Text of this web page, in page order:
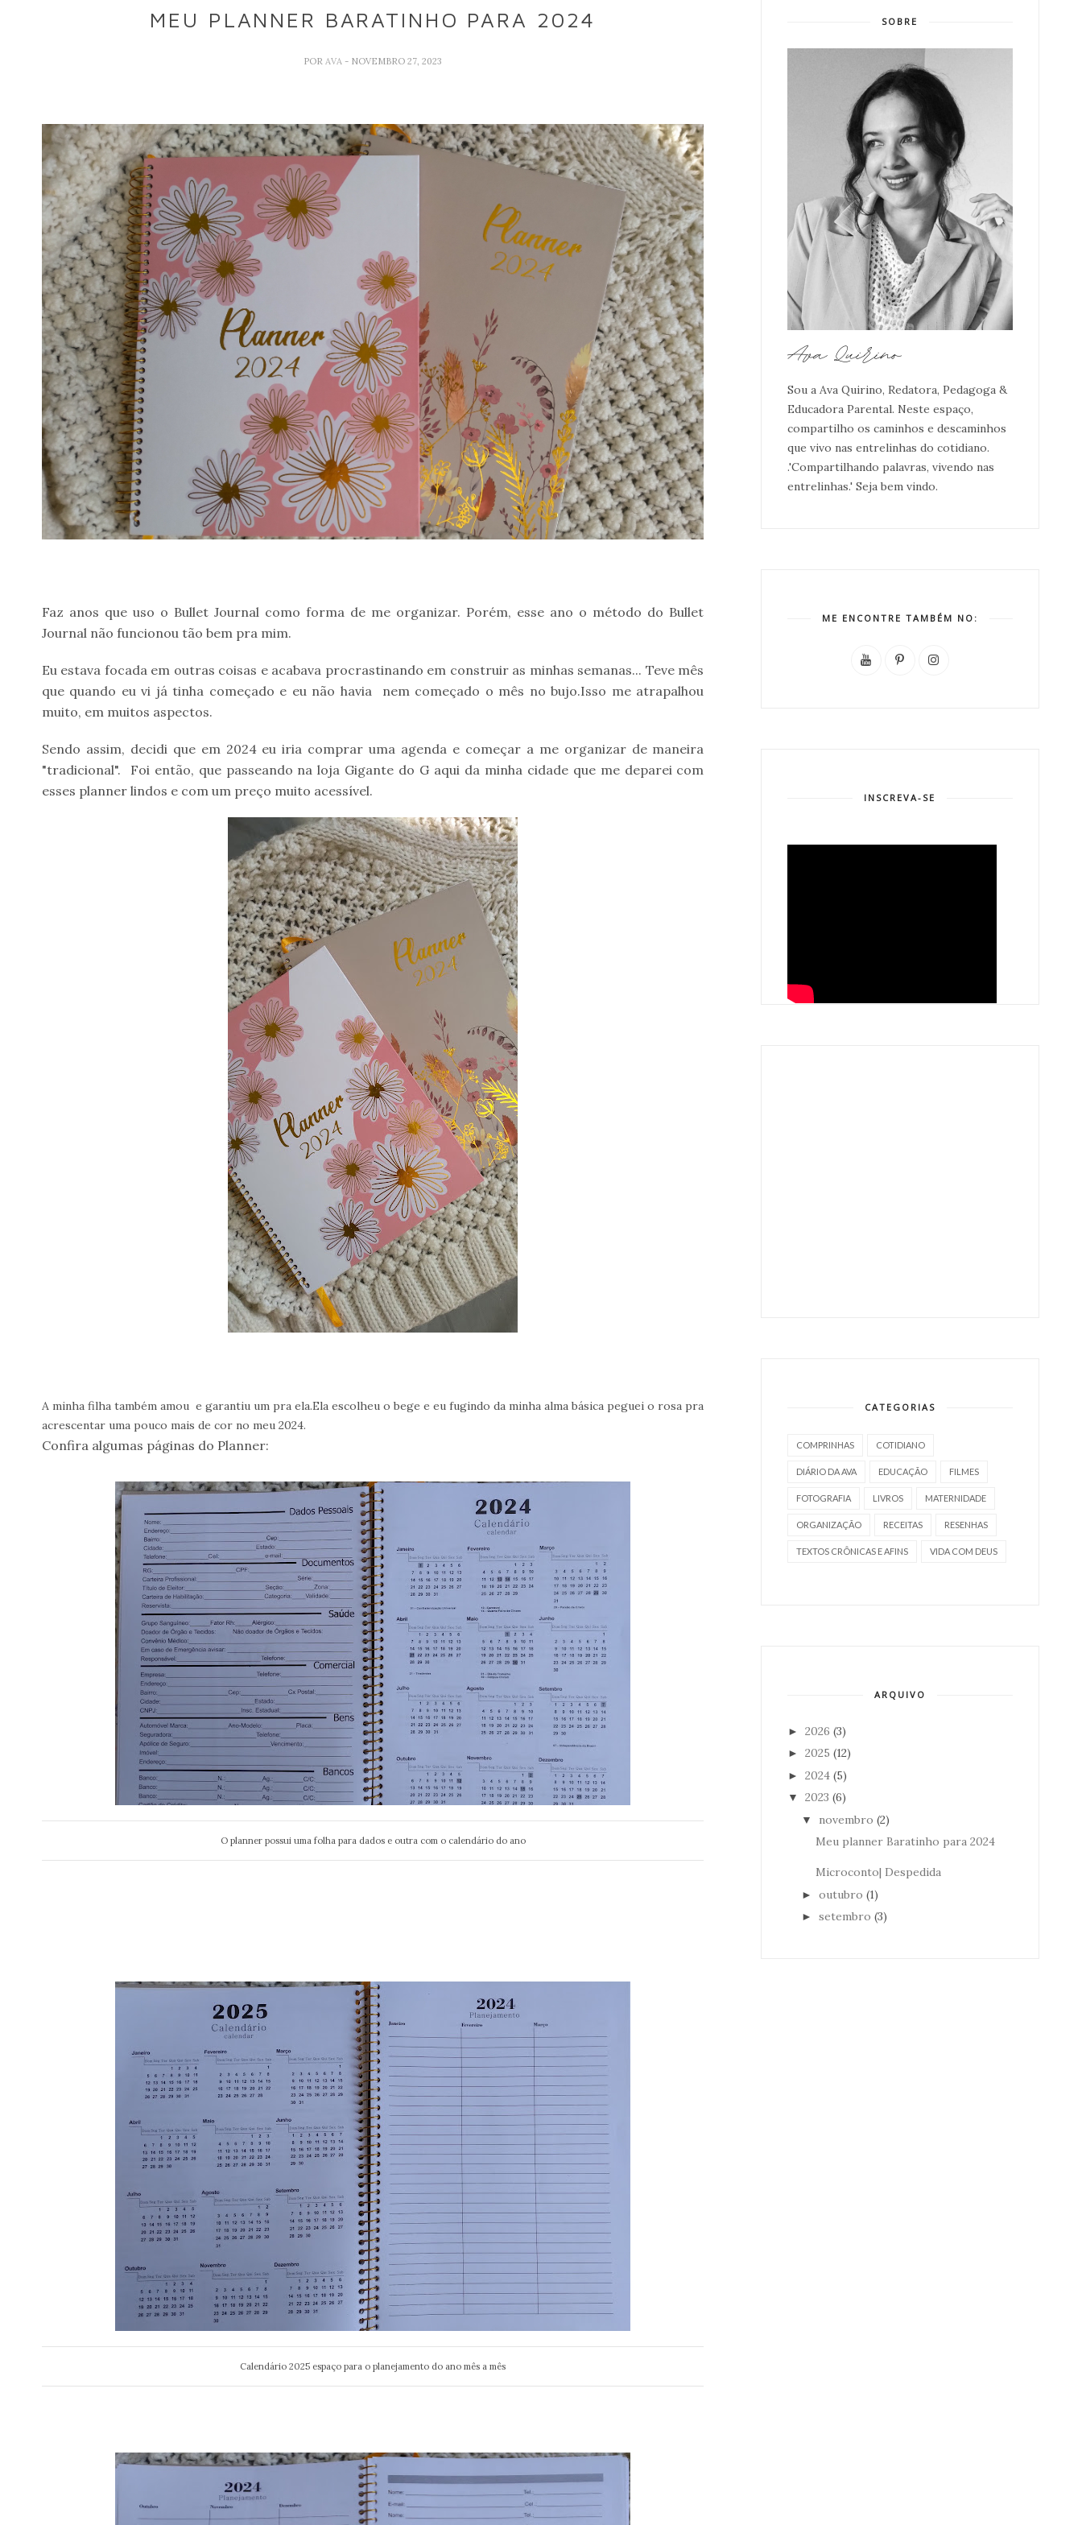
MEU PLANNER BARATINHO PARA 2024
PORAVA - NOVEMBRO 27, 2023
Faz anos que uso o Bullet Journal como forma de me organizar. Porém, esse ano o método do Bullet
Journal não funcionou tão bem pra mim.
Eu estava focada em outras coisas e acabava procrastinando em construir as minhas semanas... Teve mês
que quando eu vi já tinha começado e eu não havia nem começado o mês no bujo.Isso me atrapalhou
muito, em muitos aspectos.
Sendo assim, decidi que em 2024 eu iria comprar uma agenda e começar a me organizar de maneira
"tradicional". Foi então, que passeando na loja Gigante do G aqui da minha cidade que me deparei com
esses planner lindos e com um preço muito acessível.
A minha filha também amou e garantiu um pra ela.Ela escolheu o bege e eu fugindo da minha alma básica peguei o rosa pra
acrescentar uma pouco mais de cor no meu 2024.
Confira algumas páginas do Planner:
O planner possui uma folha para dados e outra com o calendário do ano
Calendário 2025 espaço para o planejamento do ano mês a mês
SOBRE
Sou a Ava Quirino, Redatora, Pedagoga &
Educadora Parental. Neste espaço,
compartilho os caminhos e descaminhos
que vivo nas entrelinhas do cotidiano.
.'Compartilhando palavras, vivendo nas
entrelinhas.' Seja bem vindo.
ME ENCONTRE TAMBÉM NO:
INSCREVA-SE
CATEGORIAS
COMPRINHAS COTIDIANO
DIÁRIO DA AVA EDUCAÇÃO FILMES
FOTOGRAFIA LIVROS MATERNIDADE
ORGANIZAÇÃO RECEITAS RESENHAS
TEXTOS CRÔNICAS E AFINS VIDA COM DEUS
ARQUIVO
► 2026 (3)
► 2025 (12)
► 2024 (5)
▼ 2023 (6)
▼ novembro (2)
Meu planner Baratinho para 2024
Microconto| Despedida
► outubro (1)
► setembro (3)